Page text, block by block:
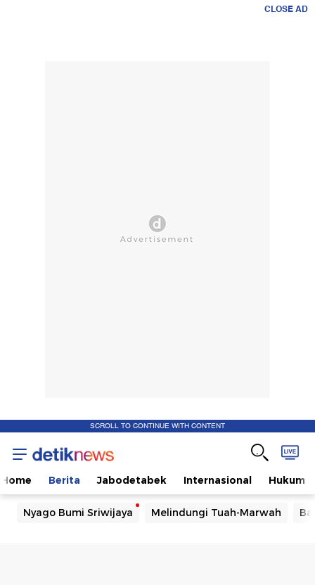
CLOSE AD
SCROLL TO CONTINUE WITH CONTENT
Home Berita Jabodetabek Internasional Hukum
Nyago Bumi Sriwijaya Melindungi Tuah-Marwah